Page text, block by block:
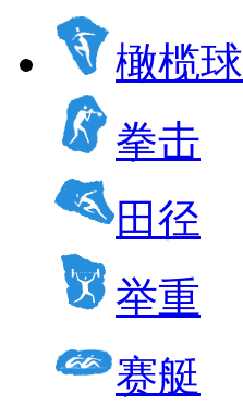
橄榄球
拳击
田径
举重
赛艇